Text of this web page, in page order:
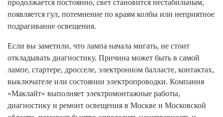
продолжается постоянно, свет становится нестабильным,
появляется гул, потемнение по краям колбы или неприятное
подрагивание освещения.
Если вы заметили, что лампа начала мигать, не стоит
откладывать диагностику. Причина может быть в самой
лампе, стартере, дросселе, электронном балласте, контактах,
выключателе или состоянии электропроводки. Компания
«Маклайт» выполняет электромонтажные работы,
диагностику и ремонт освещения в Москве и Московской